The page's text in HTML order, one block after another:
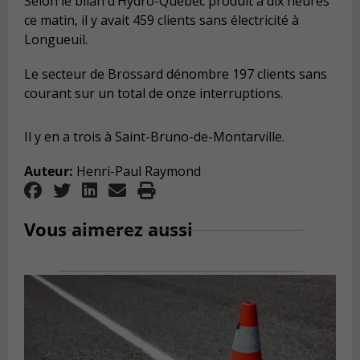
ce matin, il y avait 459 clients sans électricité à
Longueuil.
Le secteur de Brossard dénombre 197 clients sans
courant sur un total de onze interruptions.
Il y en a trois à Saint-Bruno-de-Montarville.
Auteur: Henri-Paul Raymond
Vous aimerez aussi